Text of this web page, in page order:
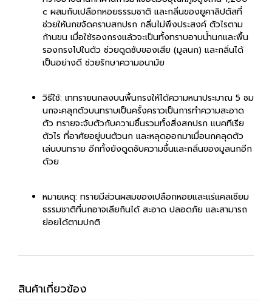
c ผสมกับเปลือกหอยธรรมชาติ และกลิ่นของยูคาลิปตัสที่
ช่วยให้นกขจัดคราบสกปรก กลิ่นไม่พึงประสงค์ ตัวไรตาม
ก้านขน เมื่อใช้รองกรงแล้วจะเป็นทั้งทราบอาบน้ำนกและพื้น
รองกรงไปในตัว ช่วยดูดซับของเสีย (มูลนก) และกลิ่นได้
เป็นอย่างดี ช่วยรักษาความอนามัย
วิธีใช้: เททรายนกลงบนพื้นกรงให้ได้ความหนาประมาณ 5 ซม
นกจะคลุกตัวบนทราบเป็นครั้งคราวเป็นการทำความสะอาด
ตัว ทรายจะจับตัวกับความชื้นรวมทั้งสิ่งสกปรก แบคทีเรีย
ตัวไร ที่อาศัยอยู่บนตัวนก และหลุดออกมาเมื่อนกคลุดตัว
เล่นบนทราย อีกทั้งยังดูดซับความชื้่นและกลิ่นของมูลนกอีก
ด้วย
หมายเหตุ: ทรายมีส่วนผสมของเปลือกหอยและแร่แคลเซียม
ธรรมชาติที่นกอาจเลียกินได้ สะอาด ปลอดภัย และสามารถ
ย่อยได้ตามปกติ
สินค้าเกี่ยวข้อง